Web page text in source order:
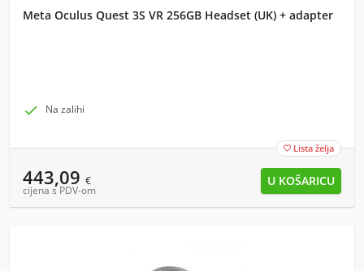
Meta Oculus Quest 3S VR 256GB Headset (UK) + adapter
 Na zalihi
 Lista želja
443,09 €
cijena s PDV-om